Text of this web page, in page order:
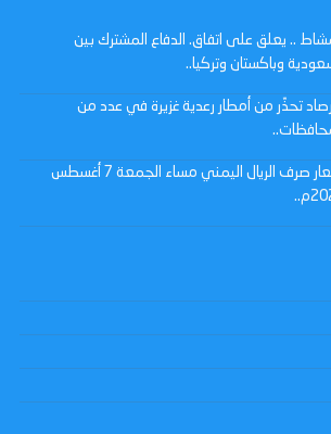
.. يعلق على اتفاق. الدفاع المشترك بين
وباكستان وتركيا..
تحذّر من أمطار رعدية غزيرة في عدد من
أسعار صرف الريال اليمني مساء الجمعة 7 أغسطس